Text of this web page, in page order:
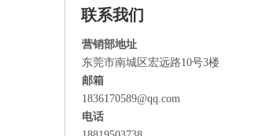
联系我们
营销部地址
东莞市南城区宏远路10号3楼
邮箱
1836170589@qq.com
电话